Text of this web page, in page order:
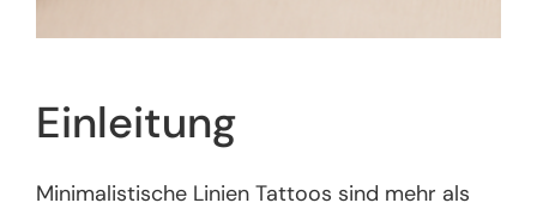
Einleitung
Minimalistische Linien Tattoos sind mehr als